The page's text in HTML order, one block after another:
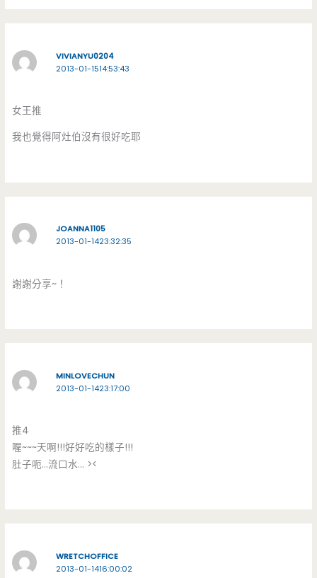
VIVIANYU0204
2013-01-1514:53:43
女王推
我也覺得阿灶伯沒有很好吃耶
JOANNA1105
2013-01-1423:32:35
謝謝分享~！
MINLOVECHUN
2013-01-1423:17:00
推4
喔~~~天啊!!!好好吃的樣子!!!
肚子呃…流口水… ><
WRETCHOFFICE
2013-01-1416:00:02